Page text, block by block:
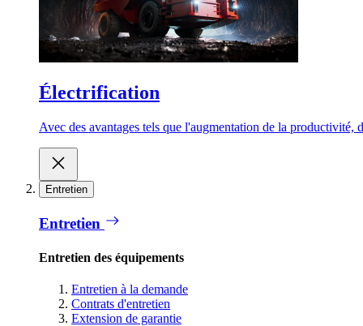
Électrification
Avec des avantages tels que l'augmentation de la
Entretien
Entretien
Entretien des équipements
Entretien à la demande
Contrats d'entretien
Extension de garantie